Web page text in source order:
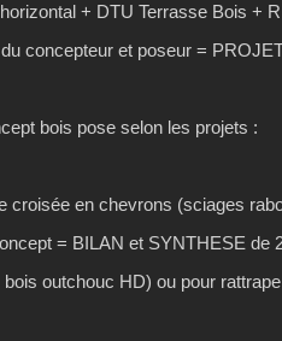
+ DTU Terrasse Bois +
concepteur et poseur =
bois pose selon les projets :
croisée en chevrons (sciages
= BILAN et SYNTHESE de
outchouc HD) ou pour